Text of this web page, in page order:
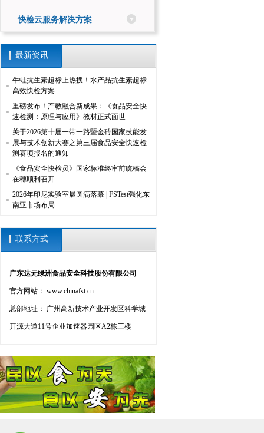
快检云服务解决方案
最新资讯
牛蛙抗生素超标上热搜！水产品抗生素超标
高效快检方案
重磅发布！产教融合新成果：《食品安全快
速检测：原理与应用》教材正式面世
关于2026第十届一带一路暨金砖国家技能发
展与技术创新大赛之第三届食品安全快速检
测赛项报名的通知
《食品安全快检员》国家标准终审前统稿会
在穗顺利召开
2026年印尼实验室展圆满落幕 | FSTest强化东
南亚市场布局
联系方式
广东达元绿洲食品安全科技股份有限公司
官方网站： www.chinafst.cn
总部地址： 广州高新技术产业开发区科学城
开源大道11号企业加速器园区A2栋三楼